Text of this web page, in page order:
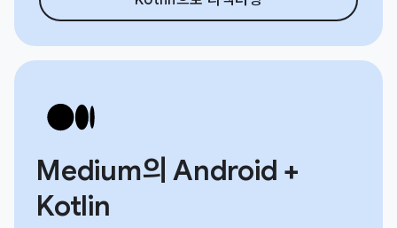
Medium의 Android +
Kotlin